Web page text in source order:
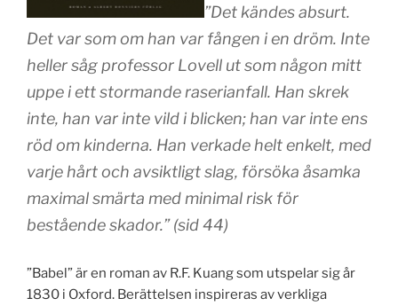
”Det kändes absurt.
Det var som om han var fången i en dröm. Inte
heller såg professor Lovell ut som någon mitt
uppe i ett stormande raserianfall. Han skrek
inte, han var inte vild i blicken; han var inte ens
röd om kinderna. Han verkade helt enkelt, med
varje hårt och avsiktligt slag, försöka åsamka
maximal smärta med minimal risk för
bestående skador.” (sid 44)
”Babel” är en roman av R.F. Kuang som utspelar sig år
1830 i Oxford. Berättelsen inspireras av verkliga